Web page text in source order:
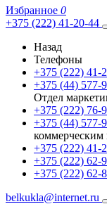
Избранное 0
+375 (222) 41-20-44
Назад
Телефоны
+375 (222) 41-
+375 (44) 577-
Отдел
+375 (222) 76-
+375 (44) 577-
коммерческим
+375 (222) 41-
+375 (222) 62-
+375 (222) 62-
belkukla@internet.ru